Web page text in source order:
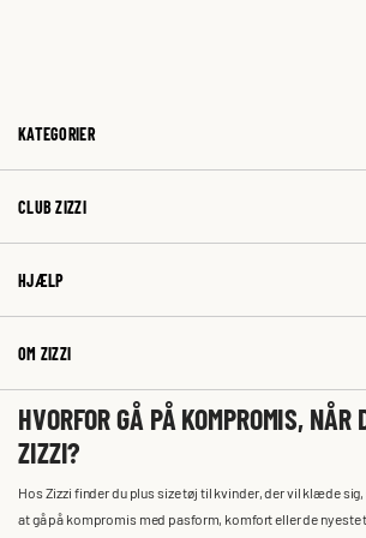
KATEGORIER
CLUB ZIZZI
HJÆLP
OM ZIZZI
HVORFOR GÅ PÅ KOMPROMIS, NÅR
ZIZZI?
Hos Zizzi finder du plus size tøj til kvinder, der vil klæde
at gå på kompromis med pasform, komfort eller de nyeste